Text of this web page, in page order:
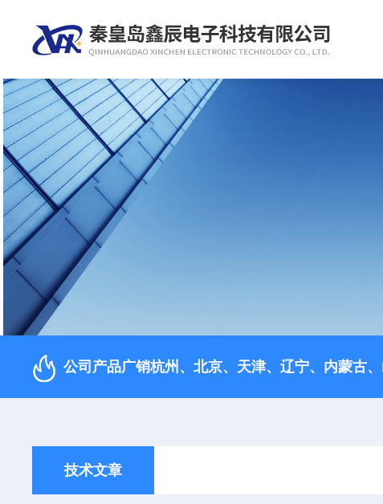
公司产品广销杭州、北京、天津、‌辽宁、内蒙古
技术文章